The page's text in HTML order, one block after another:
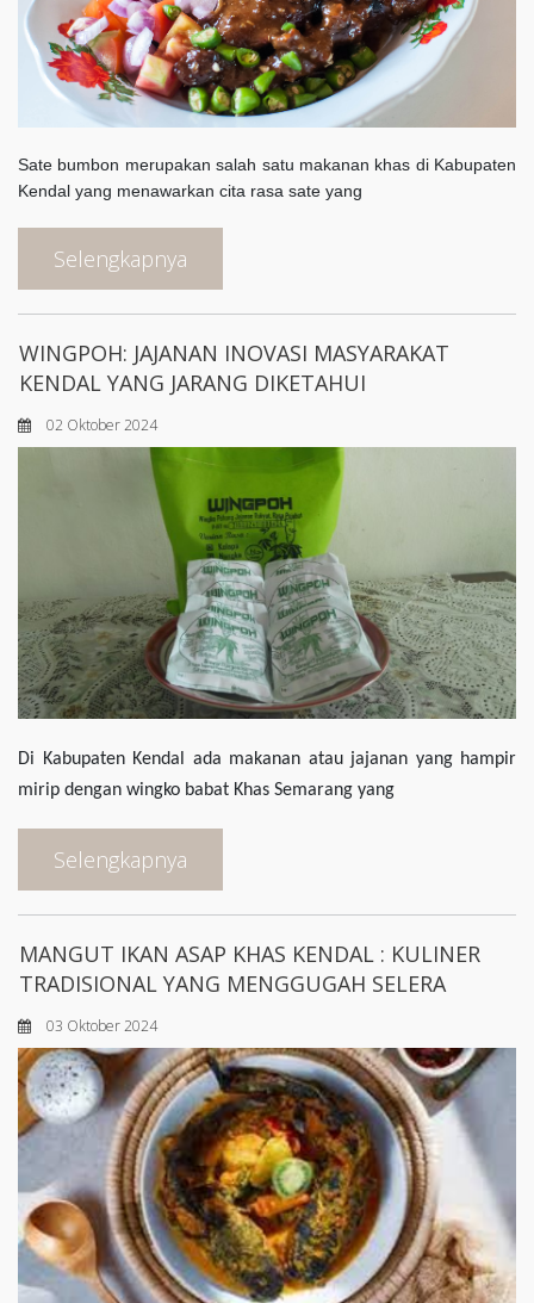
Sate bumbon merupakan salah satu makanan khas di Kabupaten
Kendal yang menawarkan cita rasa sate yang
Selengkapnya
WINGPOH: JAJANAN INOVASI MASYARAKAT
KENDAL YANG JARANG DIKETAHUI
02 Oktober 2024
Di Kabupaten Kendal ada makanan atau jajanan yang hampir
mirip dengan wingko babat Khas Semarang yang
Selengkapnya
MANGUT IKAN ASAP KHAS KENDAL : KULINER
TRADISIONAL YANG MENGGUGAH SELERA
03 Oktober 2024